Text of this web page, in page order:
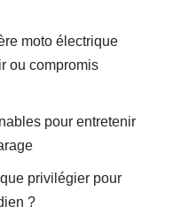
moto électrique
ou compromis
pour entretenir
privilégier pour
?